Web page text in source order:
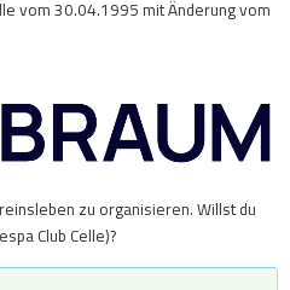
vom 30.04.1995 mit Änderung vom
zu organisieren. Willst du
Club Celle)?